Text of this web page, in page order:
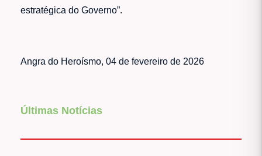
estratégica do Governo”.
Angra do Heroísmo, 04 de fevereiro de 2026
Últimas Notícias